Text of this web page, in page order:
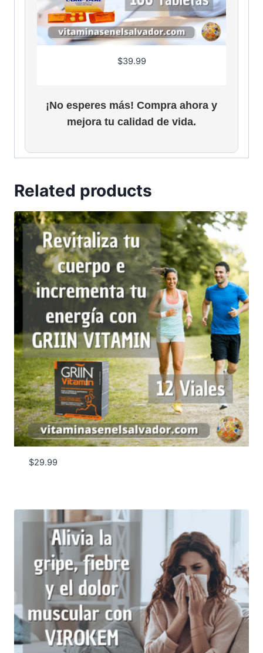
0
0
t
g
h
0
$39.99
¡No esperes más! Compra ahora y
mejora tu calidad de vida.
Related products
$29.99